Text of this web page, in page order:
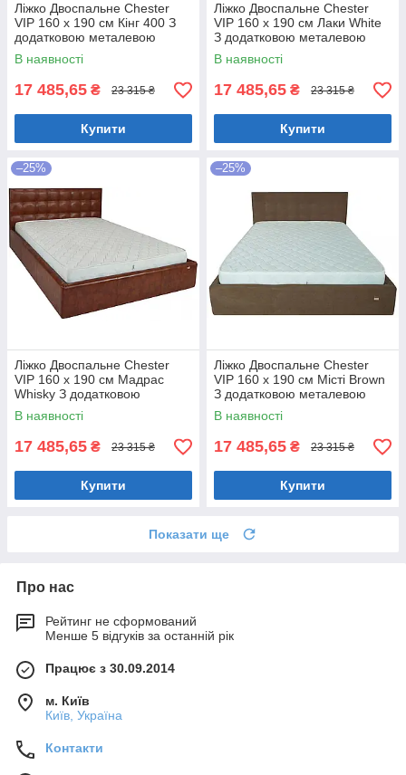
Ліжко Двоспальне Chester
VIP 160 х 190 см Кінг 400 З
додатковою металевою
цільнозварною рамою C1
Білий
В наявності
17 485,65 ₴ 23 315 ₴
Купити
Ліжко Двоспальне Chester
VIP 160 х 190 см Лаки White
З додатковою металевою
цільнозварною рамою Білий
В наявності
17 485,65 ₴ 23 315 ₴
Купити
–25%
Ліжко Двоспальне Chester
VIP 160 х 190 см Мадрас
Whisky З додатковою
металевою цільнозварною
рамою Коричневий
В наявності
17 485,65 ₴ 23 315 ₴
Купити
–25%
Ліжко Двоспальне Chester
VIP 160 х 190 см Місті Brown
З додатковою металевою
цільнозварною рамою
Коричневий
В наявності
17 485,65 ₴ 23 315 ₴
Купити
Показати ще
Про нас
Рейтинг не сформований
Менше 5 відгуків за останній рік
Працює з 30.09.2014
м. Київ
Київ, Україна
Контакти